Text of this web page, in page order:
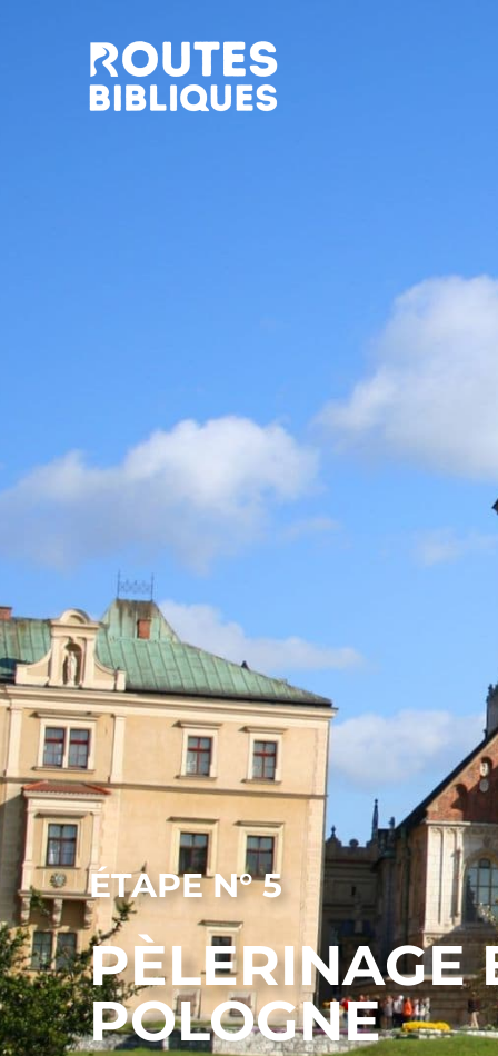
ÉTAPE N° 5
PÈLERINAGE
POLOGNE